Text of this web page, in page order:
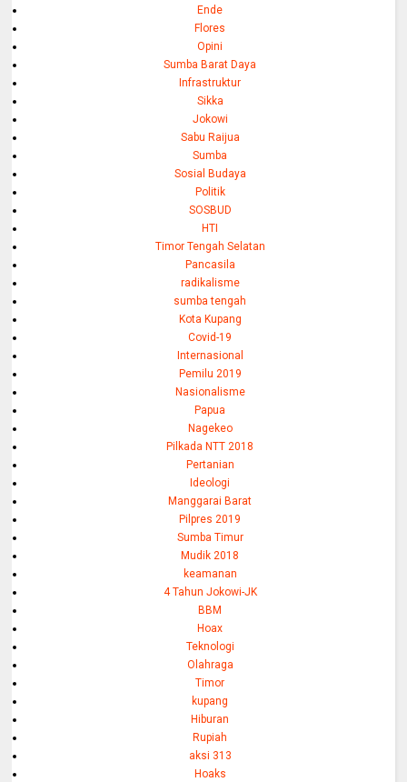
Ende
Flores
Opini
Sumba Barat Daya
Infrastruktur
Sikka
Jokowi
Sabu Raijua
Sumba
Sosial Budaya
Politik
SOSBUD
HTI
Timor Tengah Selatan
Pancasila
radikalisme
sumba tengah
Kota Kupang
Covid-19
Internasional
Pemilu 2019
Nasionalisme
Papua
Nagekeo
Pilkada NTT 2018
Pertanian
Ideologi
Manggarai Barat
Pilpres 2019
Sumba Timur
Mudik 2018
keamanan
4 Tahun Jokowi-JK
BBM
Hoax
Teknologi
Olahraga
Timor
kupang
Hiburan
Rupiah
aksi 313
Hoaks